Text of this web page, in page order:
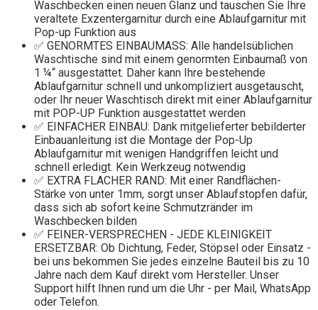
Waschbecken einen neuen Glanz und tauschen Sie Ihre
veraltete Exzentergarnitur durch eine Ablaufgarnitur mit
Pop-up Funktion aus
✅ GENORMTES EINBAUMASS: Alle handelsüblichen
Waschtische sind mit einem genormten Einbaumaß von
1 ¼“ ausgestattet. Daher kann Ihre bestehende
Ablaufgarnitur schnell und unkompliziert ausgetauscht,
oder Ihr neuer Waschtisch direkt mit einer Ablaufgarnitur
mit POP-UP Funktion ausgestattet werden
✅ EINFACHER EINBAU: Dank mitgelieferter bebilderter
Einbauanleitung ist die Montage der Pop-Up
Ablaufgarnitur mit wenigen Handgriffen leicht und
schnell erledigt. Kein Werkzeug notwendig
✅ EXTRA FLACHER RAND: Mit einer Randflächen-
Stärke von unter 1mm, sorgt unser Ablaufstopfen dafür,
dass sich ab sofort keine Schmutzränder im
Waschbecken bilden
✅ FEINER-VERSPRECHEN - JEDE KLEINIGKEIT
ERSETZBAR: Ob Dichtung, Feder, Stöpsel oder Einsatz -
bei uns bekommen Sie jedes einzelne Bauteil bis zu 10
Jahre nach dem Kauf direkt vom Hersteller. Unser
Support hilft Ihnen rund um die Uhr - per Mail, WhatsApp
oder Telefon.